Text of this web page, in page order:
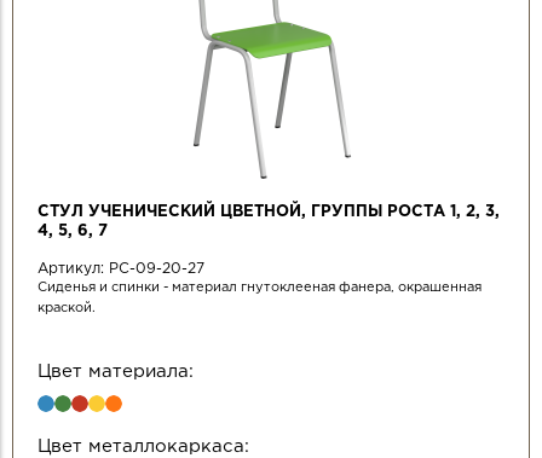
СТУЛ УЧЕНИЧЕСКИЙ ЦВЕТНОЙ, ГРУППЫ РОСТА 1, 2, 3,
4, 5, 6, 7
Артикул: РС-09-20-27
Сиденья и спинки - материал гнутоклееная фанера, окрашенная
краской.
Цвет материала:
Цвет металлокаркаса: